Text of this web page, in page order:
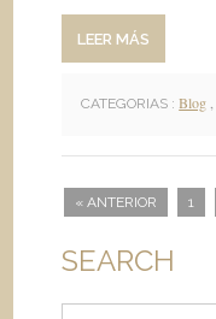
LEER MÁS
CATEGORIAS : Blog
« ANTERIOR 1
SEARCH